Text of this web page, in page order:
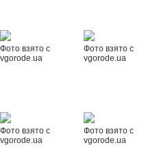
Фото взято с
vgorode.ua
Фото взято с
vgorode.ua
Фото взято с
vgorode.ua
Фото взято с
vgorode.ua